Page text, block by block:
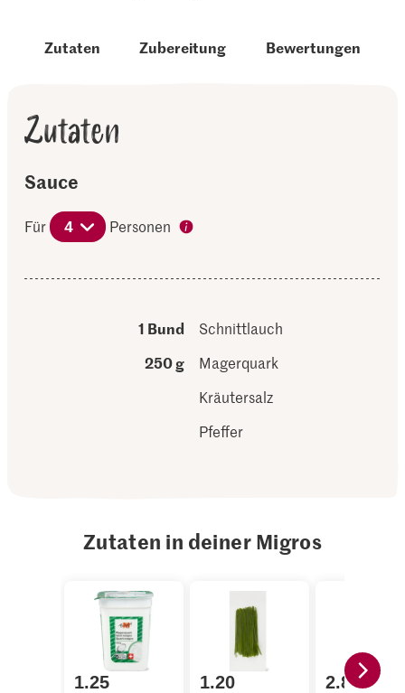
Zutaten Zubereitung Bewertungen
Zutaten
Sauce
Für 4 Personen
1 Bund
Schnittlauch
250 g
Magerquark
Kräutersalz
Pfeffer
Zutaten in deiner Migros
1.25 1.20 2.80